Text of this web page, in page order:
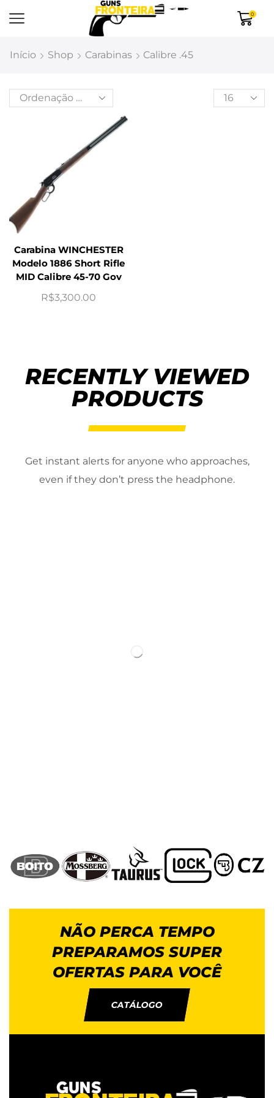
0
Início Shop Carabinas Calibre .45
Carabina WINCHESTER
Modelo 1886 Short Rifle
MID Calibre 45-70 Gov
R$3,300.00
RECENTLY VIEWED
PRODUCTS
Get instant alerts for anyone who approaches,
even if they don’t press the headphone.
NÃO PERCA TEMPO
PREPARAMOS SUPER
OFERTAS PARA VOCÊ
CATÁLOGO